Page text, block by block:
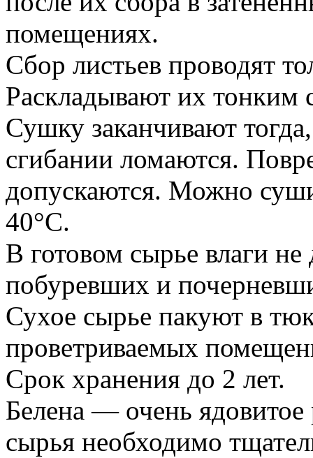
помещениях.
Сбор листьев проводят
Раскладывают их тонким
Сушку заканчивают
сгибании ломаются.
допускаются. Можно
40°С.
В готовом сырье влаги
побуревших и
Сухое сырье пакуют в
проветриваемых
Срок хранения до 2 лет.
Белена — очень ядовитое
сырья необходимо